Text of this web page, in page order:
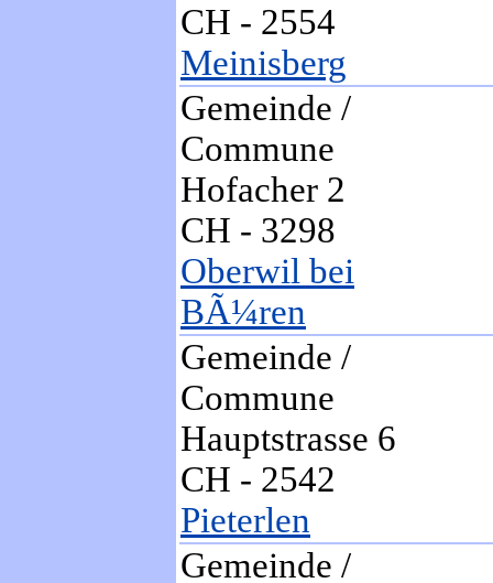
CH - 2554
Meinisberg
Gemeinde /
Commune
Hofacher 2
CH - 3298
Oberwil bei
BÃ¼ren
Gemeinde /
Commune
Hauptstrasse 6
CH - 2542
Pieterlen
Gemeinde /